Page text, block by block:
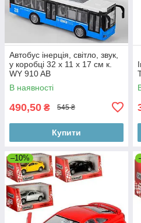
Автобус інерція, світло, звук,
у коробці 32 х 11 х 17 см к.
WY 910 AB
В наявності
490,50 ₴ 545 ₴
Купити
–10%